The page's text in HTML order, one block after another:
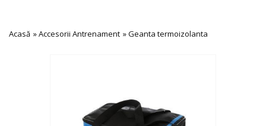
Acasă »Accesorii Antrenament »Geanta termoizolanta